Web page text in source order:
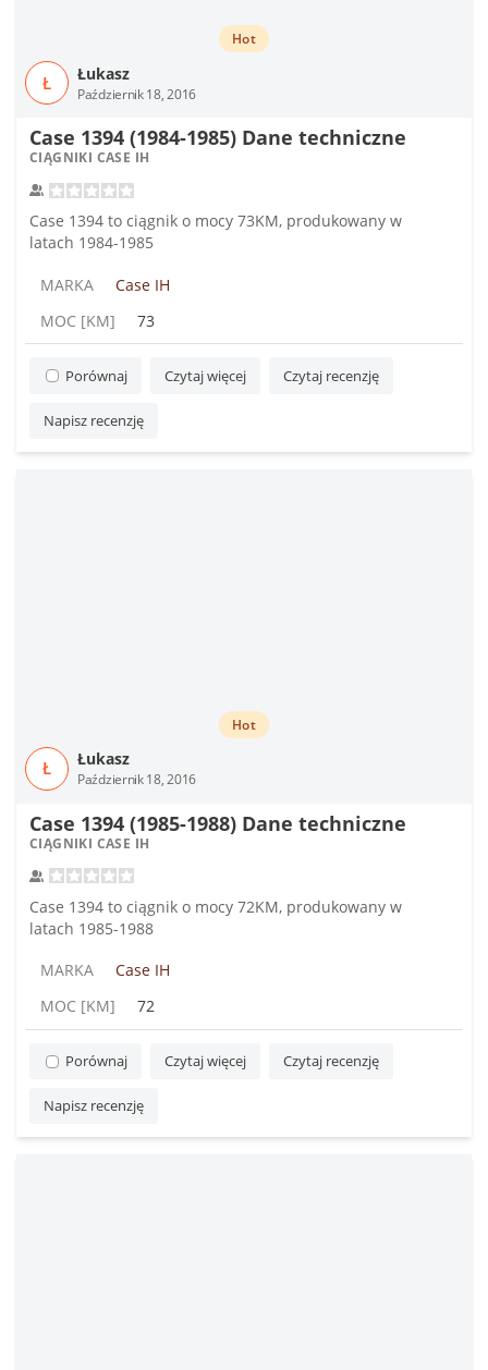
Ł Łukasz
Październik 18, 2016
Hot
Case 1394 (1984-1985) Dane techniczne
CIĄGNIKI CASE IH
Case 1394 to ciągnik o mocy 73KM, produkowany w
latach 1984-1985
MARKA
Case IH
MOC [KM]
73
Porównaj Czytaj więcej Czytaj recenzję
Napisz recenzję
Ł Łukasz
Październik 18, 2016
Hot
Case 1394 (1985-1988) Dane techniczne
CIĄGNIKI CASE IH
Case 1394 to ciągnik o mocy 72KM, produkowany w
latach 1985-1988
MARKA
Case IH
MOC [KM]
72
Porównaj Czytaj więcej Czytaj recenzję
Napisz recenzję